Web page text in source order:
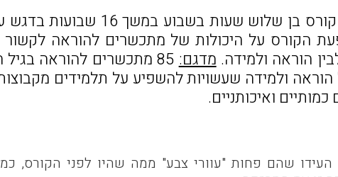
בן שלוש שעות בשבוע במשך 16 שבועות בדגש על שונות והוראה רב-תרבותית.
הקורס על היכולות של מתכשרים להוראה לקשור
הוראה ולמידה. מדגם:
הוראה ולמידה שעשויות להשפיע על תלמידים
ואיכותניים.
שהם פחות "עוורי צבע" ממה שהיו לפני הקורס,